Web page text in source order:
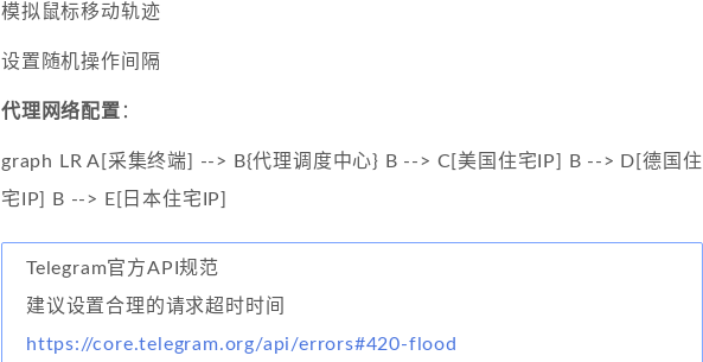
模拟鼠标移动轨迹
设置随机操作间隔
代理网络配置 ：
graph LR A[采集终端] --> B{代理调度中心} B --> C[美国住宅IP] B --> D[德国住
宅IP] B --> E[日本住宅IP]
Telegram官方API规范
建议设置合理的请求超时时间
https://core.telegram.org/api/errors#420-flood